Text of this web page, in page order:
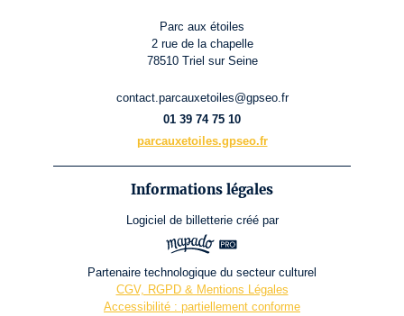
Parc aux étoiles
2 rue de la chapelle
78510 Triel sur Seine
contact.parcauxetoiles@gpseo.fr
01 39 74 75 10
parcauxetoiles.gpseo.fr
Informations légales
Logiciel de billetterie créé par
Partenaire technologique du secteur culturel
CGV, RGPD & Mentions Légales
Accessibilité : partiellement conforme